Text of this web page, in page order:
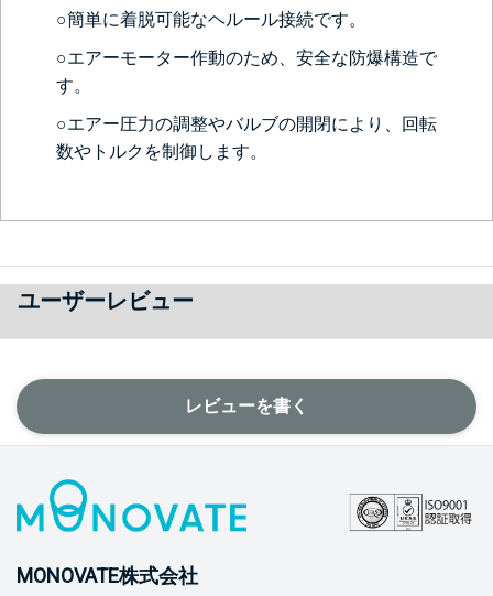
○簡単に着脱可能なヘルール接続です。
○エアーモーター作動のため、安全な防爆構造で
す。
○エアー圧力の調整やバルブの開閉により、回転
数やトルクを制御します。
ユーザーレビュー
レビューを書く
MONOVATE株式会社